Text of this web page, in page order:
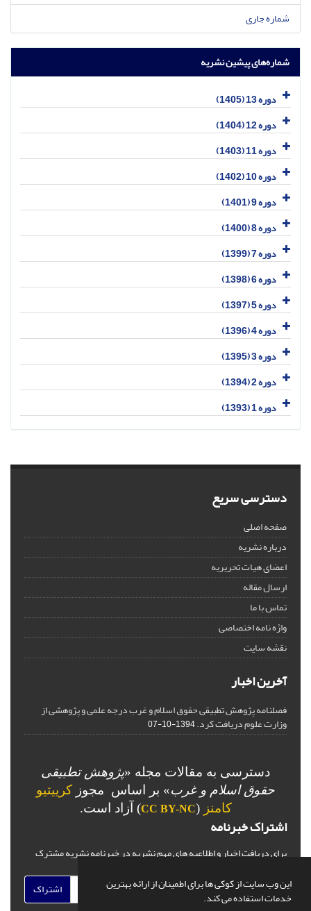
این وب سایت از کوکی ها برای اطمینان از ارائه بهترین
خدمات استفاده می کند.
شماره جاری
شماره‌های پیشین نشریه
دوره 13 (1405)
دوره 12 (1404)
دوره 11 (1403)
دوره 10 (1402)
دوره 9 (1401)
دوره 8 (1400)
دوره 7 (1399)
دوره 6 (1398)
دوره 5 (1397)
دوره 4 (1396)
دوره 3 (1395)
دوره 2 (1394)
دوره 1 (1393)
دسترسی سریع
صفحه اصلی
درباره نشریه
اعضای هیات تحریریه
ارسال مقاله
تماس با ما
واژه نامه اختصاصی
نقشه سایت
آخرین اخبار
فصلنامه پژوهش تطبیقی حقوق اسلام و غرب درجه علمی و پژوهشی از
وزارت علوم دریافت کرد.1394-10-07
دسترسی به مقالات مجله «پژوهش تطبیقی
حقوق اسلام و غرب» بر اساس مجوز کرییتیو
کامنز (
CC BY-NC) آزاد است.
اشتراک خبرنامه
برای دریافت اخبار و اطلاعیه های مهم نشریه در خبرنامه نشریه مشترک
اشتراک